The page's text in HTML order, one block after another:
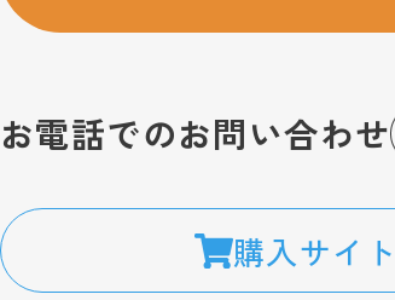
お電話でのお問い合わせ
購入サイ